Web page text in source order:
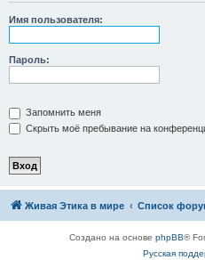
Имя пользователя:
Пароль:
Запомнить меня
Скрыть моё пребывание на
Живая Этика в мире Список
Создано на основе phpBB®
Русская